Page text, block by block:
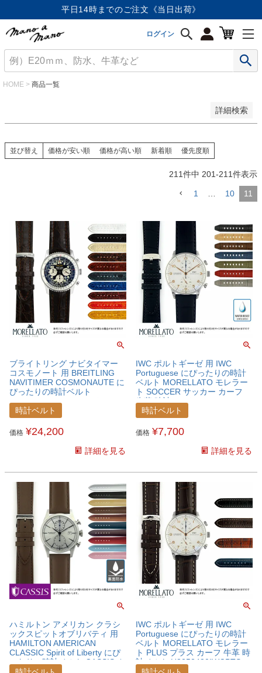
平日14時までのご注文《当日出荷》
ログイン
HOME 商品一覧
詳細検索
価格が安い順
価格が高い順
優先度順
キーワードヒット順
並び替え 価格が安い順 価格が高い順 新着順 優先度順
211件中 201-211件表示
1 10 11
ブライトリング ナビタイマー
コスモノート 用 BREITLING
NAVITIMER COSMONAUTE に
ぴったりの時計ベルト
MORELLATO モレラート TIPO
BREITLING 3 ティポ ブライト
リング3 カイマンクロコ ワニ革
時計ベルト U2120052BRECMN
時計ベルト
価格 ¥24,200
詳細を見る
IWC ポルトギーゼ 用 IWC
Portuguese にぴったりの時計
ベルト MORELLATO モレラー
ト SOCCER サッカー カーフ
牛革 時計ベルト
X4497B44IWCPTS
時計ベルト
価格 ¥7,700
詳細を見る
ハミルトン アメリカン クラシ
ックスピットオブリバティ 用
HAMILTON AMERICAN
CLASSIC Spirit of Liberty にぴ
ったりの時計ベルト CASSIS カ
IWC ポルトギーゼ 用 IWC
Portuguese にぴったりの時計
ベルト MORELLATO モレラー
ト PLUS プラス カーフ 牛革 時
計ベルト U3252480IWCPTS